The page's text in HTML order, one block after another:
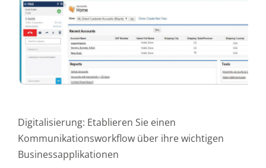
Digitalisierung: Etablieren Sie einen
Kommunikationsworkflow über ihre wichtigen
Businessapplikationen